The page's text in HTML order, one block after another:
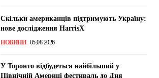
Скільки американців підтримують Україну:
нове дослідження HarrisX
НОВИНИ 05.08.2026
У Торонто відбудеться найбільший у
Північній Америці фестиваль до Дня